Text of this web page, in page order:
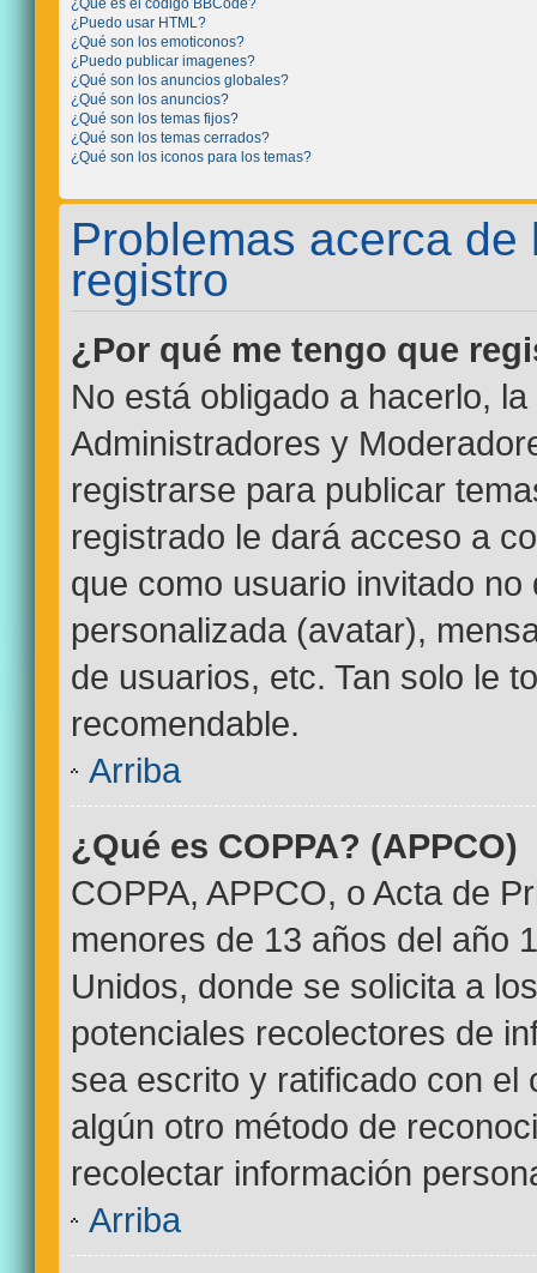
¿Qué es el código BBCode?
¿Puedo usar HTML?
¿Qué son los emoticonos?
¿Puedo publicar imagenes?
¿Qué son los anuncios globales?
¿Qué son los anuncios?
¿Qué son los temas fijos?
¿Qué son los temas cerrados?
¿Qué son los iconos para los temas?
Problemas acerca
registro
¿Por qué me tengo que
No está obligado a hacerlo,
Administradores y
registrarse para publicar
registrado le dará acceso a
que como usuario invitado
personalizada (avatar),
de usuarios, etc. Tan solo le
recomendable.
Arriba
¿Qué es COPPA? (APPCO)
COPPA, APPCO, o Acta de
menores de 13 años del año
Unidos, donde se solicita a
potenciales recolectores de
sea escrito y ratificado con el
algún otro método de
recolectar información
Arriba